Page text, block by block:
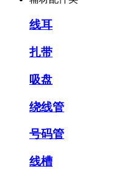
线耳
扎带
吸盘
绕线管
号码管
线槽